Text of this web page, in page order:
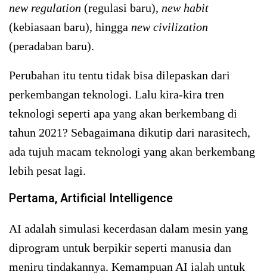
new regulation (regulasi baru), new habit
(kebiasaan baru), hingga new civilization
(peradaban baru).
Perubahan itu tentu tidak bisa dilepaskan dari
perkembangan teknologi. Lalu kira-kira tren
teknologi seperti apa yang akan berkembang di
tahun 2021? Sebagaimana dikutip dari narasitech,
ada tujuh macam teknologi yang akan berkembang
lebih pesat lagi.
Pertama, Artificial Intelligence
AI adalah simulasi kecerdasan dalam mesin yang
diprogram untuk berpikir seperti manusia dan
meniru tindakannya. Kemampuan AI ialah untuk